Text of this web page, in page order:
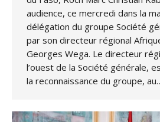
audience, ce mercredi dans la
délégation du groupe Société
par son directeur régional
Georges Wega. Le directeur
l’ouest de la Société générale,
la reconnaissance du groupe,